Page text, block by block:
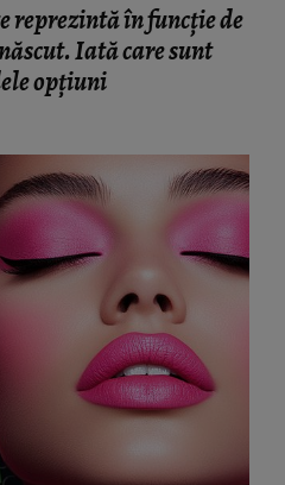
reprezintă în funcție de
Iată care sunt
opțiuni